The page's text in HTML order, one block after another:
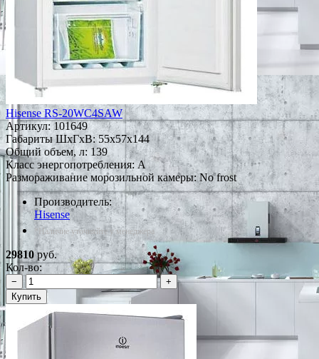
Hisense RS-20WC4SAW
Артикул:101649
Габариты ШxГxВ: 55x57x144
Общий объем, л: 139
Класс энергопотребления: A
Размораживание морозильной камеры: No frost
Производитель:
Hisense
*Наличие уточняйте у менеджера
29810руб.
Кол-во:
−
+
Купить